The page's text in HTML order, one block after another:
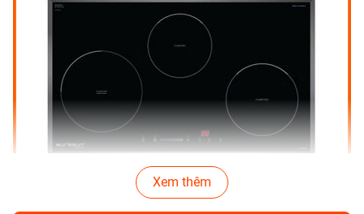
Xem thêm